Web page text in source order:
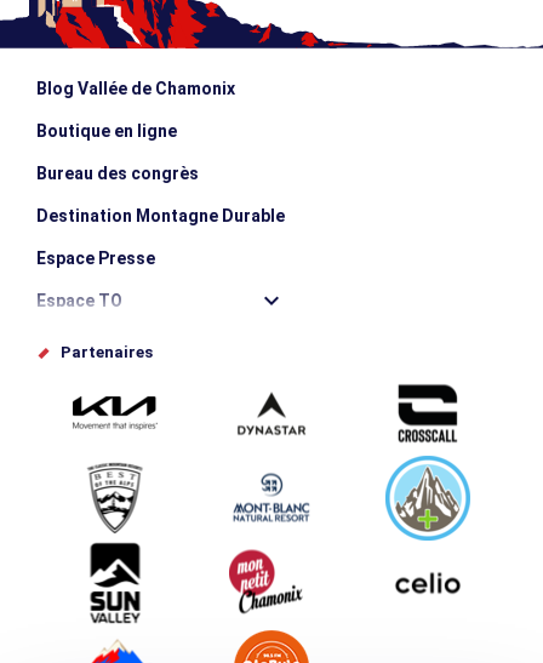
Blog Vallée de Chamonix
Boutique en ligne
Bureau des congrès
Destination Montagne Durable
Espace Presse
Espace TO
Offices de tourisme
Proposez votre évènement
Service groupes et séminaires
Téléchargements
Tourisme et handicap
Partenaires